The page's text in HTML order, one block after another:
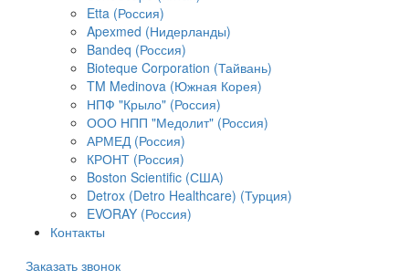
Etta (Россия)
Apexmed (Нидерланды)
Bandeq (Россия)
Bioteque Corporation (Тайвань)
TM Medinova (Южная Корея)
НПФ "Крыло" (Россия)
ООО НПП "Медолит" (Россия)
АРМЕД (Россия)
КРОНТ (Россия)
Boston Scientific (США)
Detrox (Detro Healthcare) (Турция)
EVORAY (Россия)
Контакты
Заказать звонок